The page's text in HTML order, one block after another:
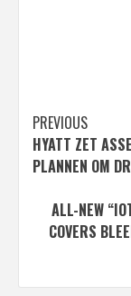
Post
PREVIOUS
HYATT ZET
PLANNEN OM
ALL-NEW
COVERS